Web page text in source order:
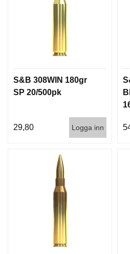
S&B 308WIN 180gr
SP 20/500pk
29,80 Logga inn